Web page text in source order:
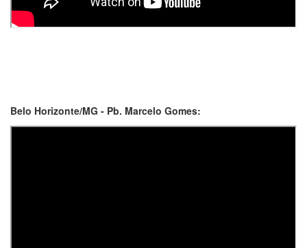
Belo Horizonte/MG - Pb. Marcelo Gomes: